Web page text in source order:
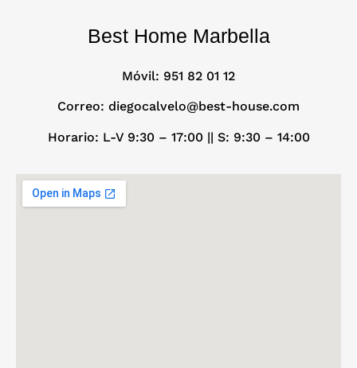
Best Home Marbella
Móvil: 951 82 01 12
Correo: diegocalvelo@best-house.com
Horario: L-V 9:30 – 17:00 || S: 9:30 – 14:00